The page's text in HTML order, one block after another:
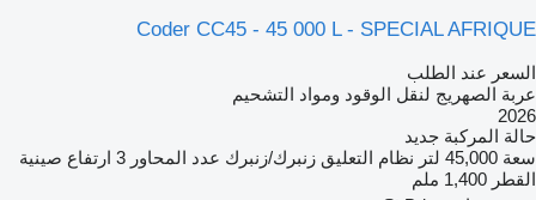
Coder CC45 - 45 000 L - SPECIAL AFRIQUE
السعر عند الطلب
عربة الصهريج لنقل الوقود ومواد التشحيم
2026
حالة المركبة جديد
سعة 45,000 لتر نظام التعليق زنبرك/زنبرك عدد المحاور 3 ارتفاع صينية
القطر 1,400 ملم